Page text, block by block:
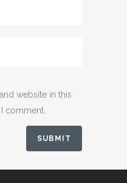
website in this
comment.